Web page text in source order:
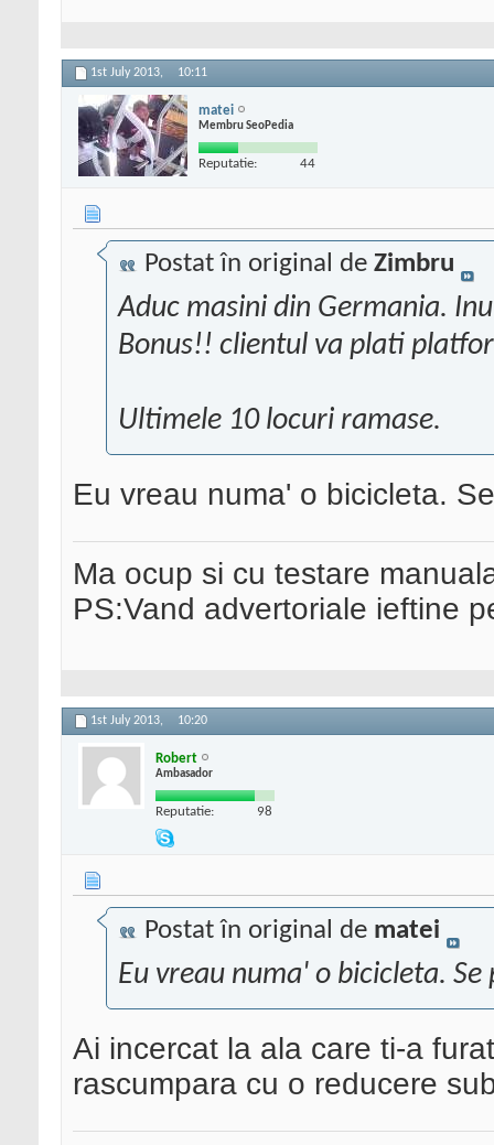
1st July 2013, 10:11
matei
Membru SeoPedia
Reputatie: 44
Postat în original de Zimbru
Aduc masini din Germania.
Bonus!! clientul va plati
Ultimele 10 locuri ramase.
Eu vreau numa' o bicicleta.
Ma ocup si cu testare
PS:Vand advertoriale ieftine
1st July 2013, 10:20
Robert
Ambasador
Reputatie: 98
Postat în original de matei
Eu vreau numa' o bicicleta. Se
Ai incercat la ala care ti-a
rascumpara cu o reducere